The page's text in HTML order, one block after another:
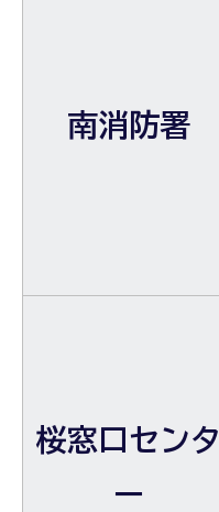
南消防署
桜窓口センタ
ー